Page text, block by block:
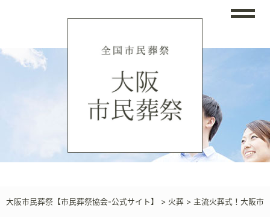
大阪市民葬祭【市民葬祭協会-公式サイト】 > 火葬 > 主流火葬式！大阪市